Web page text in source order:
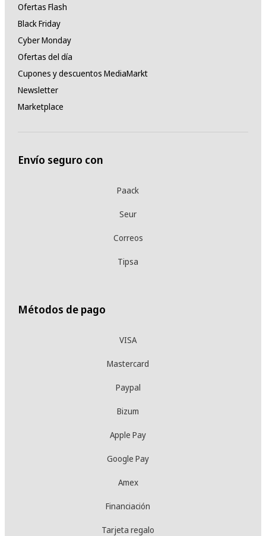
Ofertas Flash
Black Friday
Cyber Monday
Ofertas del día
Cupones y descuentos MediaMarkt
Newsletter
Marketplace
Envío seguro con
Paack
Seur
Correos
Tipsa
Métodos de pago
VISA
Mastercard
Paypal
Bizum
Apple Pay
Google Pay
Amex
Financiación
Tarjeta regalo